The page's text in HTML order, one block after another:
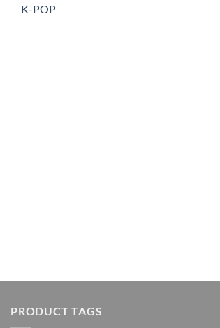
K-POP
PRODUCT TAGS